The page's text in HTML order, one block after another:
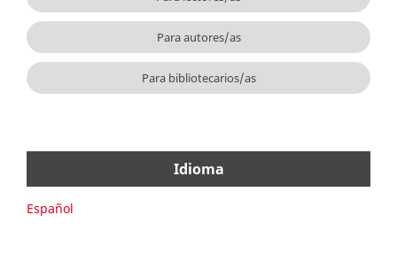
Para autores/as
Para bibliotecarios/as
Idioma
Español